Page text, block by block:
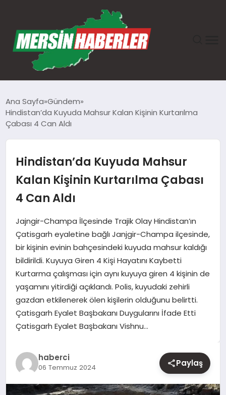
GÜNDEM
TEKNOLOJI
SPOR
YAŞAM
EĞITIM
Ana Sayfa Gündem
Hindistan’da Kuyuda Mahsur Kalan Kişinin Kurtarılma
Çabası 4 Can Aldı
Hindistan’da Kuyuda Mahsur
Kalan Kişinin Kurtarılma Çabası
4 Can Aldı
Jajngir-Champa İlçesinde Trajik Olay Hindistan’ın
Çatisgarh eyaletine bağlı Janjgir-Champa ilçesinde,
bir kişinin evinin bahçesindeki kuyuda mahsur kaldığı
bildirildi. Kuyuya Giren 4 Kişi Hayatını Kaybetti
Kurtarma çalışması için aynı kuyuya giren 4 kişinin de
yaşamını yitirdiği açıklandı. Polis, kuyudaki zehirli
gazdan etkilenerek ölen kişilerin olduğunu belirtti.
Çatisgarh Eyalet Başbakanı Duygularını İfade Etti
Çatisgarh Eyalet Başbakanı Vishnu…
haberci
06 Temmuz 2024 Paylaş